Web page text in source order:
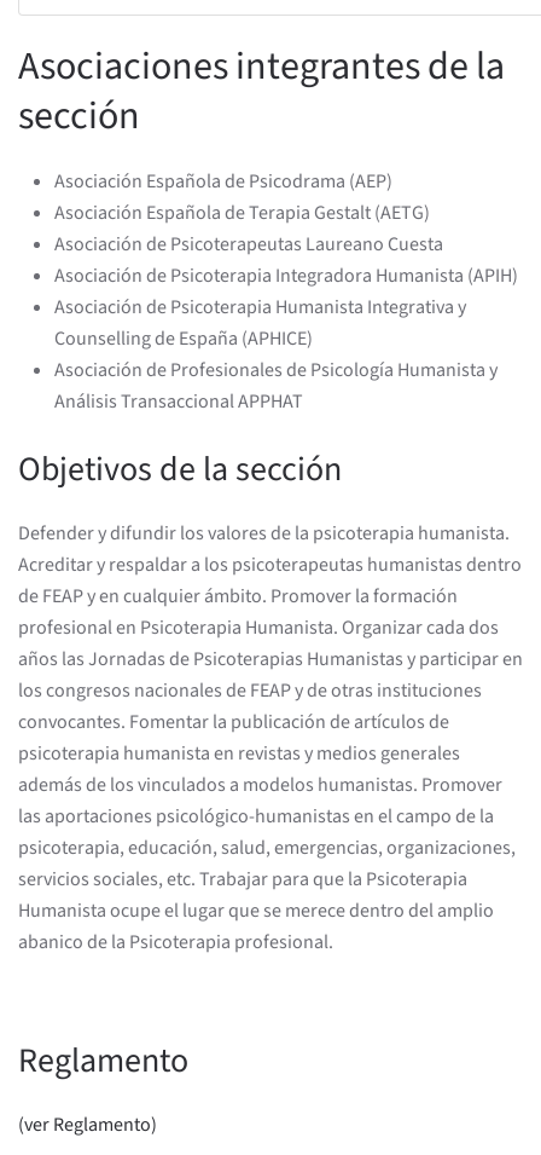
Asociaciones integrantes de la
sección
Asociación Española de Psicodrama (AEP)
Asociación Española de Terapia Gestalt (AETG)
Asociación de Psicoterapeutas Laureano Cuesta
Asociación de Psicoterapia Integradora Humanista (APIH)
Asociación de Psicoterapia Humanista Integrativa y
Counselling de España (APHICE)
Asociación de Profesionales de Psicología Humanista y
Análisis Transaccional APPHAT
Objetivos de la sección
Defender y difundir los valores de la psicoterapia humanista.
Acreditar y respaldar a los psicoterapeutas humanistas dentro
de FEAP y en cualquier ámbito. Promover la formación
profesional en Psicoterapia Humanista. Organizar cada dos
años las Jornadas de Psicoterapias Humanistas y participar en
los congresos nacionales de FEAP y de otras instituciones
convocantes. Fomentar la publicación de artículos de
psicoterapia humanista en revistas y medios generales
además de los vinculados a modelos humanistas. Promover
las aportaciones psicológico-humanistas en el campo de la
psicoterapia, educación, salud, emergencias, organizaciones,
servicios sociales, etc. Trabajar para que la Psicoterapia
Humanista ocupe el lugar que se merece dentro del amplio
abanico de la Psicoterapia profesional.
Reglamento
(ver Reglamento)